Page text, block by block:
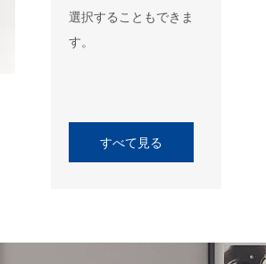
選択することもできま
す。
すべて見る